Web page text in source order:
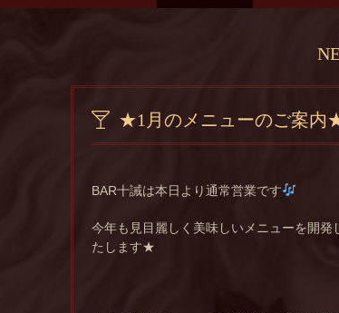
★1月のメニューのご案内
BAR十誡は本日より通常営業です
今年も見目麗しく美味しいメニューを開
たします★